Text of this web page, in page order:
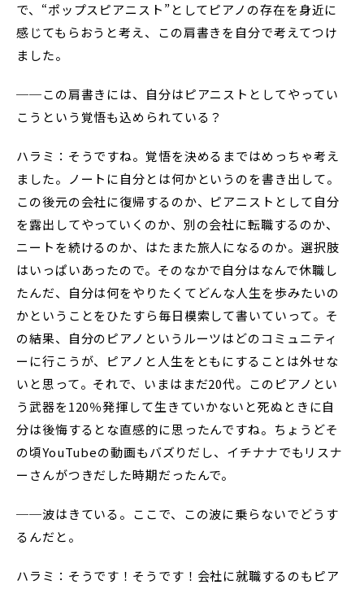
で、“ポップスピアニスト”としてピアノの存在を身近に
感じてもらおうと考え、この肩書きを自分で考えてつけ
ました。
──この肩書きには、自分はピアニストとしてやってい
こうという覚悟も込められている？
ハラミ：そうですね。覚悟を決めるまではめっちゃ考え
ました。ノートに自分とは何かというのを書き出して。
この後元の会社に復帰するのか、ピアニストとして自分
を露出してやっていくのか、別の会社に転職するのか、
ニートを続けるのか、はたまた旅人になるのか。選択肢
はいっぱいあったので。そのなかで自分はなんで休職し
たんだ、自分は何をやりたくてどんな人生を歩みたいの
かということをひたすら毎日模索して書いていって。そ
の結果、自分のピアノというルーツはどのコミュニティ
ーに行こうが、ピアノと人生をともにすることは外せな
いと思って。それで、いまはまだ20代。このピアノとい
う武器を120％発揮して生きていかないと死ぬときに自
分は後悔するとな直感的に思ったんですね。ちょうどそ
の頃YouTubeの動画もバズりだし、イチナナでもリスナ
ーさんがつきだした時期だったんで。
──波はきている。ここで、この波に乗らないでどうす
るんだと。
ハラミ：そうです！そうです！会社に就職するのもピア